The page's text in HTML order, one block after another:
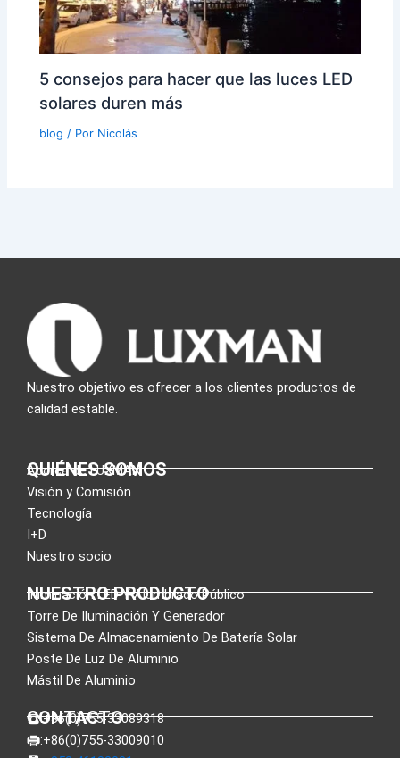
5 consejos para hacer que las luces LED
solares duren más
blog / Por Nicolás
Nuestro objetivo es ofrecer a los clientes productos de
calidad estable.
QUIÉNES SOMOS
Acerca de LUXMAN
Visión y Comisión
Tecnología
I+D
Nuestro socio
NUESTRO PRODUCTO
Iluminación LED Y Alumbrado Público
Torre De Iluminación Y Generador
Sistema De Almacenamiento De Batería Solar
Poste De Luz De Aluminio
Mástil De Aluminio
CONTACTO
:+86(0)755-33089318
:+86(0)755-33009010